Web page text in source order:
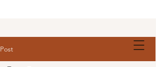
Post